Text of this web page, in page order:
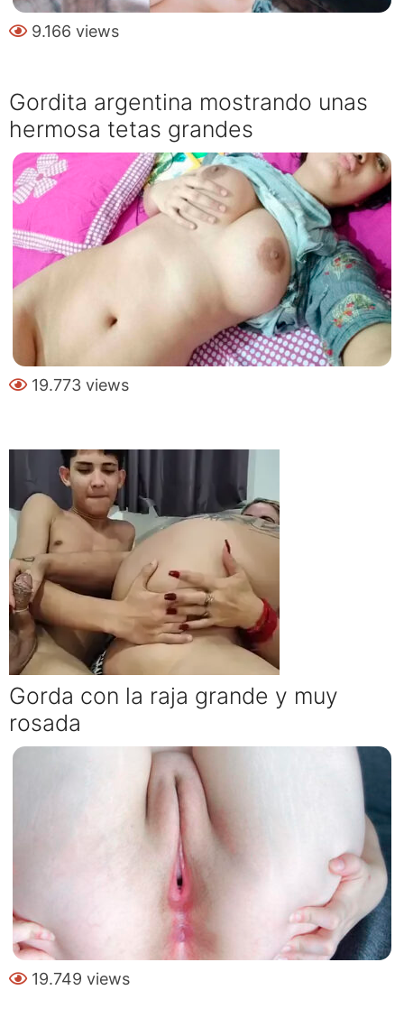
9.166 views
Gordita argentina mostrando unas
hermosa tetas grandes
19.773 views
Gorda con la raja grande y muy
rosada
19.749 views